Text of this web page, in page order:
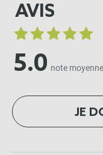
AVIS
5.0 note moyenne
JE